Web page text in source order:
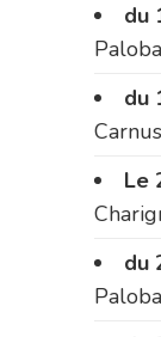
du
du
Le
du